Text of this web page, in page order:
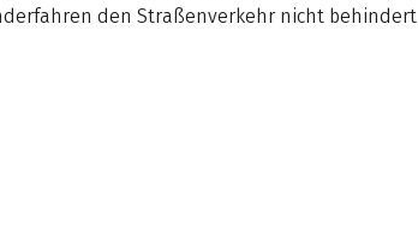
den Straßenverkehr nicht behindert